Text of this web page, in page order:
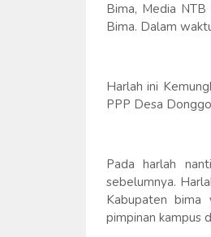
Bima, Media
Bima. Dalam
Harlah ini
PPP Desa
Pada harlah
sebelumnya.
Kabupaten bima
pimpinan kampus